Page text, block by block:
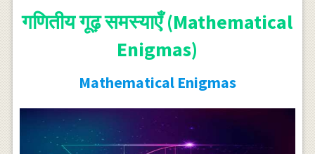
गणितीय गूढ़ समस्याएँ (Mathematical
Enigmas)
Mathematical Enigmas